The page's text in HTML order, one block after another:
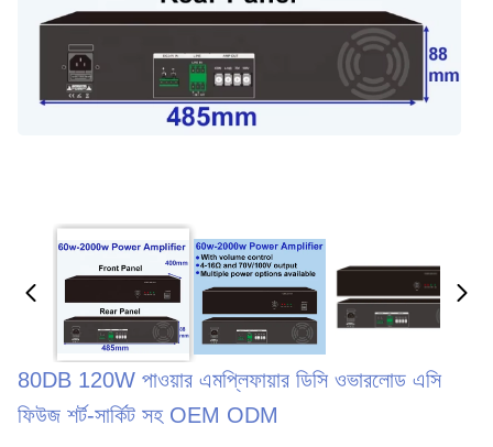
80DB 120W পাওয়ার এমপ্লিফায়ার ডিসি ওভারলোড এসি
ফিউজ শর্ট-সার্কিট সহ OEM ODM